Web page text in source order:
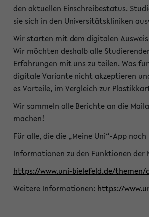
den aktuellen Einschreibestatus.
sie sich in den Universitätskliniken
Wir starten mit dem digitalen
Wir möchten deshalb alle
Erfahrungen mit uns zu teilen. Was
digitale Variante nicht akzeptieren
es Vorteile, im Vergleich zur
Wir sammeln alle Berichte an die
machen!
Für alle, die die „Meine Uni“-App
Informationen zu den Funktionen der
https://www.uni-bielefeld.de/
Weitere Informationen: https://